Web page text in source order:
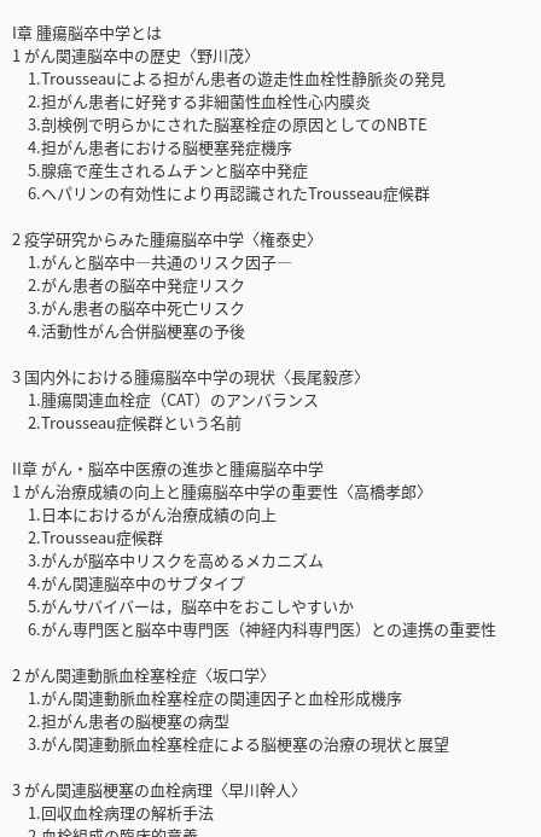
I章 腫瘍脳卒中学とは
1 がん関連脳卒中の歴史〈野川茂〉
1.Trousseauによる担がん患者の遊走性血栓性静脈炎の発見
2.担がん患者に好発する非細菌性血栓性心内膜炎
3.剖検例で明らかにされた脳塞栓症の原因としてのNBTE
4.担がん患者における脳梗塞発症機序
5.腺癌で産生されるムチンと脳卒中発症
6.ヘパリンの有効性により再認識されたTrousseau症候群
2 疫学研究からみた腫瘍脳卒中学〈権泰史〉
1.がんと脳卒中―共通のリスク因子―
2.がん患者の脳卒中発症リスク
3.がん患者の脳卒中死亡リスク
4.活動性がん合併脳梗塞の予後
3 国内外における腫瘍脳卒中学の現状〈長尾毅彦〉
1.腫瘍関連血栓症（CAT）のアンバランス
2.Trousseau症候群という名前
II章 がん・脳卒中医療の進歩と腫瘍脳卒中学
1 がん治療成績の向上と腫瘍脳卒中学の重要性〈高橋孝郎〉
1.日本におけるがん治療成績の向上
2.Trousseau症候群
3.がんが脳卒中リスクを高めるメカニズム
4.がん関連脳卒中のサブタイプ
5.がんサバイバーは，脳卒中をおこしやすいか
6.がん専門医と脳卒中専門医（神経内科専門医）との連携の重要性
2 がん関連動脈血栓塞栓症〈坂口学〉
1.がん関連動脈血栓塞栓症の関連因子と血栓形成機序
2.担がん患者の脳梗塞の病型
3.がん関連動脈血栓塞栓症による脳梗塞の治療の現状と展望
3 がん関連脳梗塞の血栓病理〈早川幹人〉
1.回収血栓病理の解析手法